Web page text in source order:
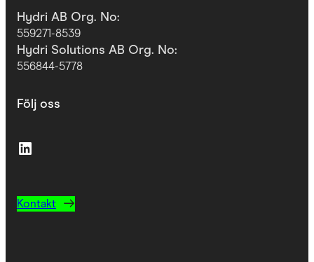
Hydri AB Org. No:
559271-8539
Hydri Solutions AB Org. No:
556844-5778
Följ oss
LinkedIn
Kontakt